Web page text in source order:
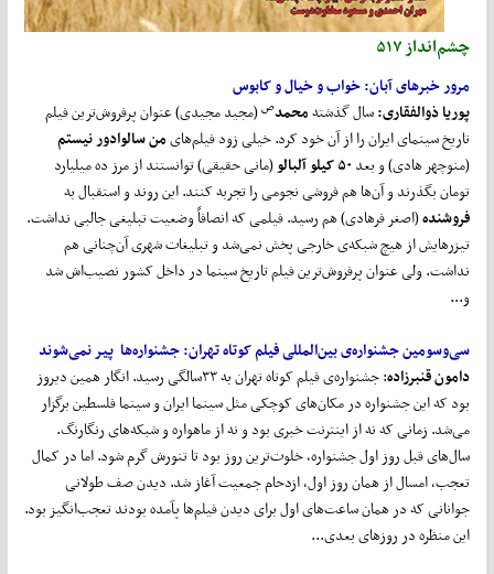
چشم‌انداز ۵۱۷
مرور خبرهای آبان: خواب و خیال و کابوس
پوریا ذوالفقاری:سال گذشتهمحمدص(مجید مجیدی) عنوان پرفروش‌ترین فیلم
تاریخ سینمای ایران را از آن خود کرد. خیلی زود فیلم‌هایمن سالوادور نیستم
(منوچهر هادی) و بعد۵۰ کیلو آلبالو
(مانی حقیقی) توانستند از مرز ده میلیارد
تومان بگذرند و آن‌ها هم فروشی نجومی را تجربه کنند. این روند و استقبال به
فروشنده(اصغر فرهادی) هم رسید. فیلمی که انصافاً وضعیت تبلیغی جالبی نداشت.
تیزرهایش از هیچ شبکه‌ی خارجی پخش نمی‌شد و تبلیغات شهری آن‌چنانی هم
نداشت. ولی عنوان پرفروش‌ترین فیلم تاریخ سینما در داخل کشور نصیب‌اش شد
و...
سیوسومین جشنواره‌ی بینالمللی فیلم کوتاه تهران:جشنوارهها پیر نمیشوند
دامون قنبرزاده
: جشنواره‌ی فیلم کوتاه تهران به ۳۳سالگی رسید. انگار همین دیروز
بود که این جشنواره در مکان‌های کوچکی مثل سینما ایران و سینما فلسطین برگزار
می‌شد. زمانی که نه از اینترنت خبری بود و نه از ماهواره و شبکه‌های رنگارنگ.
سال‌های قبل روز اول جشنواره، خلوت‌ترین روز بود تا تنورش گرم شود. اما در کمال
تعجب، امسال از همان روز اول، ازدحام جمعیت آغاز شد. دیدن صف طولانی
جوانانی که در همان ساعت‌های اول برای دیدن فیلم‌ها پآمده بودند تعجب‌انگیز بود.
این منظره در روزهای بعدی...